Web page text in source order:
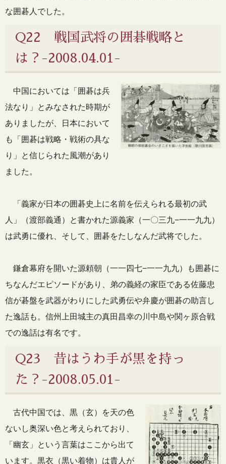
な囲碁人でした。
Q22 戦国武将の囲碁戦略と
は？-2008.04.01-
中国においては「囲碁は兵
法なり」とみなされた時期が
ありましたが、日本において
も「囲碁は戦略・戦術の具な
り」と信じられた風潮があり
ました。
「義家が日本の囲碁史上に名前を伝えられる最初の武
人」（渡部義通）と書かれた源義家（一〇三九−一一九九）
は武勇に優れ、そして、囲碁をたしなんだ武将でした。
鎌倉幕府を開いた源頼朝（一一四七−一一九九）も囲碁に
ちなんだエピソードがあり、弟の義経の家臣である佐藤忠
信が碁盤を武器がわりにした武勇伝や弁慶が囲碁の助言し
た逸話も。信州上田城主の真田昌幸の川中島や関ヶ原合戦
での逸話は有名です。
Q23 昔はうわ手が黒を持っ
た？-2008.05.01-
古代中国では、黒（玄）を天の色
ないし奥深い色と考えられており、
「幽玄」という言葉はここから出て
います。黒衣（黒い着物）は貴人が